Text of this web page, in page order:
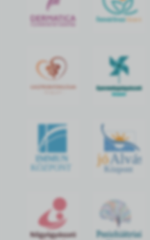
IMMUN
KÖZPONT
jó Alvás
Központ